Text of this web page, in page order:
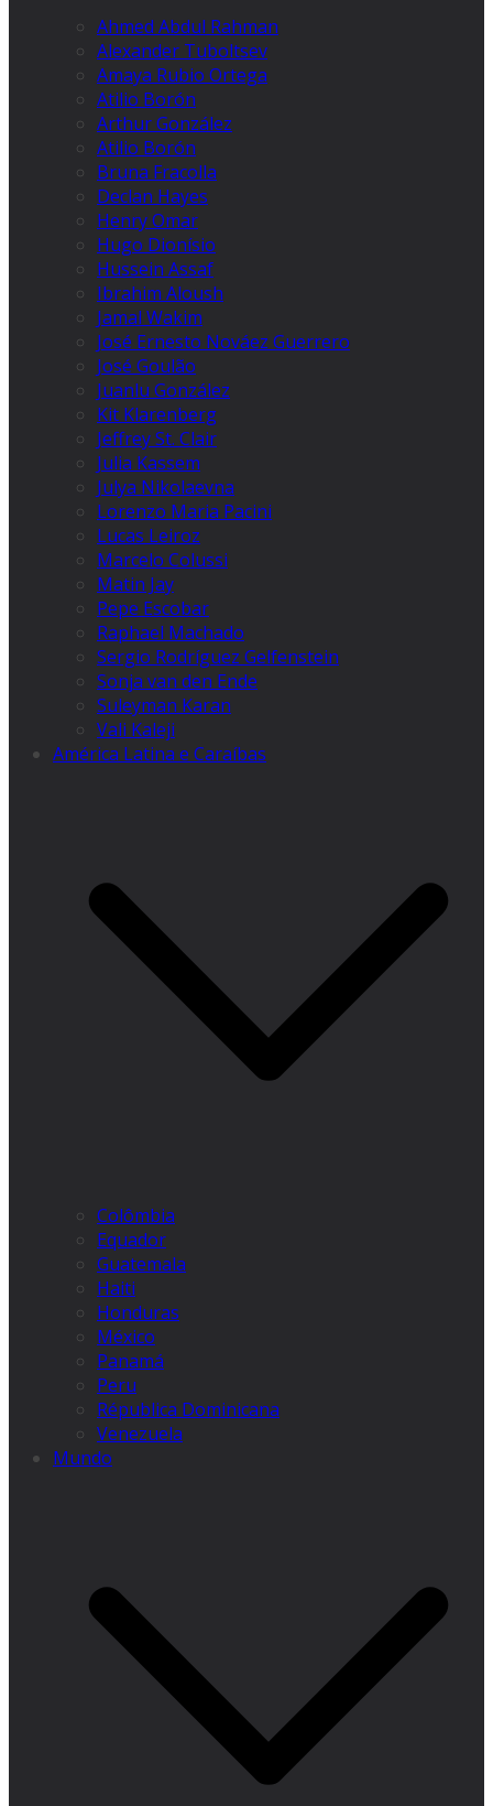
Ahmed Abdul Rahman
Alexander Tuboltsev
Amaya Rubio Ortega
Atilio Borón
Arthur González
Atilio Borón
Bruna Fracolla
Declan Hayes
Henry Omar
Hugo Dionísio
Hussein Assaf
Ibrahim Aloush
Jamal Wakim
José Ernesto Nováez Guerrero
José Goulão
Juanlu González
Kit Klarenberg
Jeffrey St. Clair
Julia Kassem
Julya Nikolaevna
Lorenzo Maria Pacini
Lucas Leiroz
Marcelo Colussi
Matin Jay
Pepe Escobar
Raphael Machado
Sergio Rodríguez Gelfenstein
Sonja van den Ende
Suleyman Karan
Vali Kaleji
América Latina e Caraíbas
Colômbia
Equador
Guatemala
Haiti
Honduras
México
Panamá
Peru
Républica Dominicana
Venezuela
Mundo